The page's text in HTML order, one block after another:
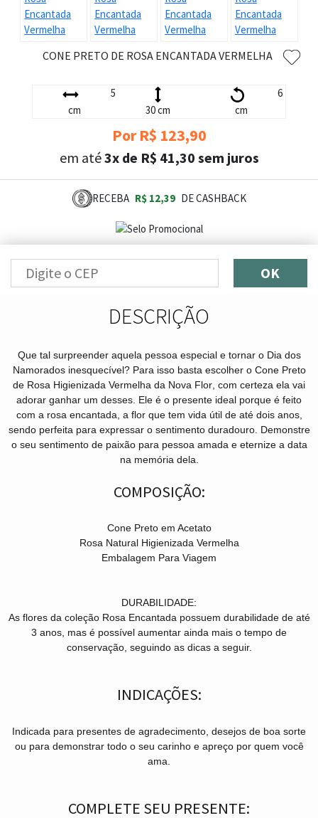
CONE PRETO DE ROSA ENCANTADA VERMELHA
5
cm
30 cm
6
cm
Por R$ 123,90
em até3x de R$ 41,30 sem juros
RECEBA R$ 12,39 DE CASHBACK
OK
DESCRIÇÃO
Que tal surpreender aquela pessoa especial e tornar o Dia dos
Namorados inesquecível? Para isso basta escolher o Cone Preto
de Rosa Higienizada Vermelha da Nova Flor , com certeza ela vai
adorar ganhar um desses. Ele é o presente ideal porque é feito
com a rosa encantada, a flor que tem vida útil de até dois anos,
sendo perfeita para expressar o sentimento duradouro. Demonstre
o seu sentimento de paixão para pessoa amada e eternize a data
na memória dela.
COMPOSIÇÃO:
Cone Preto em Acetato
Rosa Natural Higienizada Vermelha
Embalagem Para Viagem
DURABILIDADE:
As flores da coleção Rosa Encantada possuem durabilidade de até
3 anos, mas é possível aumentar ainda mais o tempo de
conservação, seguindo as dicas a seguir.
INDICAÇÕES:
Indicada para presentes de agradecimento, desejos de boa sorte
ou para demonstrar todo o seu carinho e apreço por quem você
ama.
COMPLETE SEU PRESENTE: